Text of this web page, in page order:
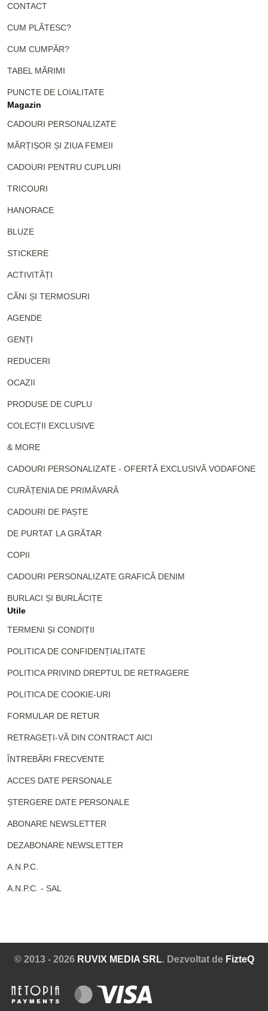
CONTACT
CUM PLĂTESC?
CUM CUMPĂR?
TABEL MĂRIMI
PUNCTE DE LOIALITATE
Magazin
CADOURI PERSONALIZATE
MĂRȚIȘOR ȘI ZIUA FEMEII
CADOURI PENTRU CUPLURI
TRICOURI
HANORACE
BLUZE
STICKERE
ACTIVITĂȚI
CĂNI ȘI TERMOSURI
AGENDE
GENȚI
REDUCERI
OCAZII
PRODUSE DE CUPLU
COLECȚII EXCLUSIVE
& MORE
CADOURI PERSONALIZATE - OFERTĂ EXCLUSIVĂ VODAFONE
CURĂȚENIA DE PRIMĂVARĂ
CADOURI DE PAȘTE
DE PURTAT LA GRĂTAR
COPII
CADOURI PERSONALIZATE GRAFICĂ DENIM
BURLACI ȘI BURLĂCIȚE
Utile
TERMENI ȘI CONDIȚII
POLITICA DE CONFIDENȚIALITATE
POLITICA PRIVIND DREPTUL DE RETRAGERE
POLITICA DE COOKIE-URI
FORMULAR DE RETUR
RETRAGEȚI-VĂ DIN CONTRACT AICI
ÎNTREBĂRI FRECVENTE
ACCES DATE PERSONALE
ȘTERGERE DATE PERSONALE
ABONARE NEWSLETTER
DEZABONARE NEWSLETTER
A.N.P.C.
A.N.P.C. - SAL
© 2013 - 2026 RUVIX MEDIA SRL. Dezvoltat de FizteQ